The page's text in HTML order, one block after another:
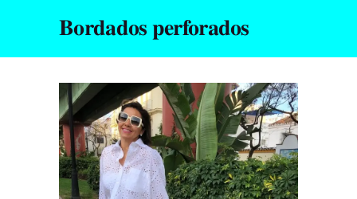
Bordados perforados